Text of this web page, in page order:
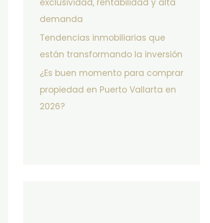
demanda
Tendencias inmobiliarias que
están transformando la inversión
¿Es buen momento para comprar
propiedad en Puerto Vallarta en
2026?